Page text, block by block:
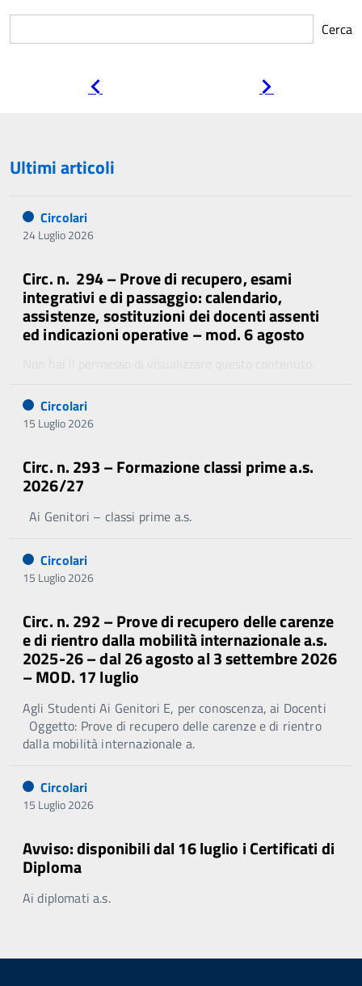
Cerca
Ultimi articoli
Circolari
24 Luglio 2026
Circ. n. 294 – Prove di recupero, esami
integrativi e di passaggio: calendario,
assistenze, sostituzioni dei docenti assenti
ed indicazioni operative – mod. 6 agosto
Circolari
15 Luglio 2026
Circ. n. 293 – Formazione classi prime a.s.
2026/27
Ai Genitori – classi prime a.s.
Circolari
15 Luglio 2026
Circ. n. 292 – Prove di recupero delle carenze
e di rientro dalla mobilità internazionale a.s.
2025-26 – dal 26 agosto al 3 settembre 2026
– MOD. 17 luglio
Agli Studenti Ai Genitori E, per conoscenza, ai Docenti
Oggetto: Prove di recupero delle carenze e di rientro
dalla mobilità internazionale a.
Circolari
15 Luglio 2026
Avviso: disponibili dal 16 luglio i Certificati di
Diploma
Ai diplomati a.s.